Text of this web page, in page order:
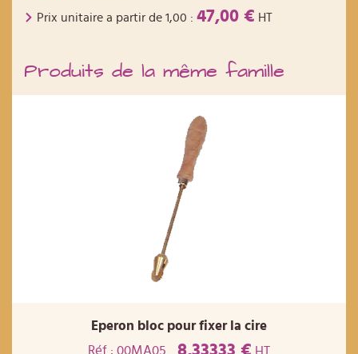
Prix unitaire a partir de 1,00 : 47,00 € HT
Produits de la même famille
Eperon bloc pour fixer la cire
Réf : 00MA05
8,33333 €